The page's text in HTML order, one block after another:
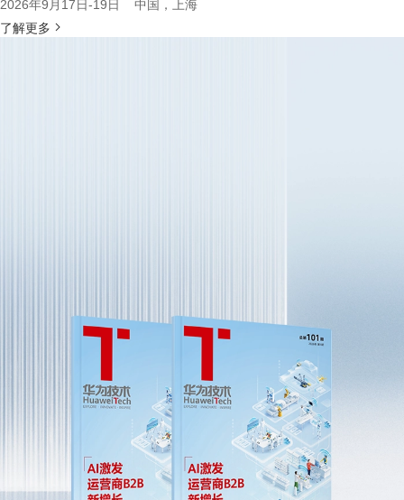
2026年9月17日-19日 中国，上海
了解更多